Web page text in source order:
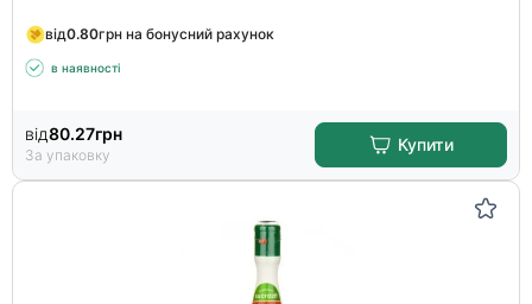
від0.80грн на бонусний рахунок
в наявності
від80.27грн
За упаковку
Купити